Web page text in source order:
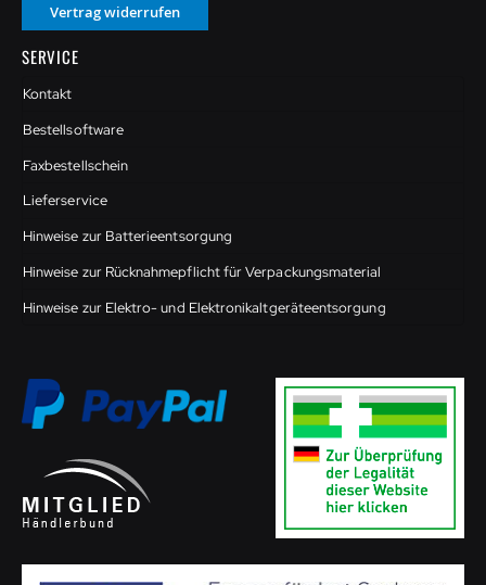
Vertrag widerrufen
SERVICE
Kontakt
Bestellsoftware
Faxbestellschein
Lieferservice
Hinweise zur Batterieentsorgung
Hinweise zur Rücknahmepflicht für Verpackungsmaterial
Hinweise zur Elektro- und Elektronikaltgeräteentsorgung